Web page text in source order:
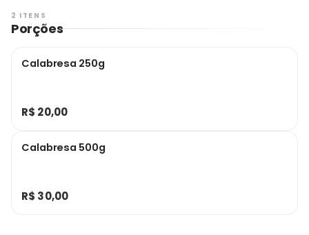
2 ITENS
Porções
Calabresa 250g
R$ 20,00
Calabresa 500g
R$ 30,00